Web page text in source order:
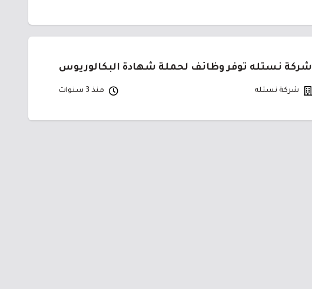
شركة نستله توفر وظائف لحملة شهادة البكالوريوس
شركة نستله منذ 3 سنوات